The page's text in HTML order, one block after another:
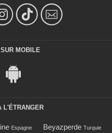
MOBILE
L'ÉTRANGER
Espagne Beyazperde Turquie